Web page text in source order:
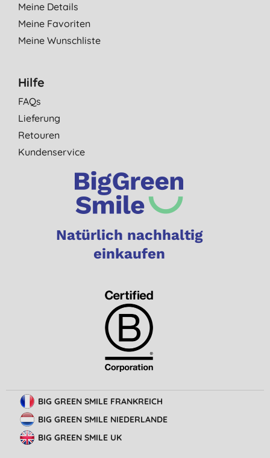
Meine Details
Meine Favoriten
Meine Wunschliste
Hilfe
FAQs
Lieferung
Retouren
Kundenservice
Natürlich nachhaltig
einkaufen
BIG GREEN SMILE FRANKREICH
BIG GREEN SMILE NIEDERLANDE
BIG GREEN SMILE UK